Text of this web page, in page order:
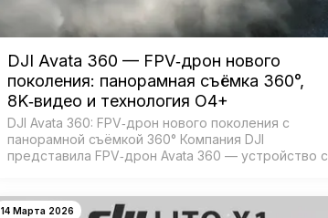
DJI Avata 360 — FPV‑дрон нового
поколения: панорамная съёмка 360°,
8K‑видео и технология O4+
DJI Avata 360: FPV‑дрон нового поколения с
панорамной съёмкой 360° Компания DJI
представила FPV‑дрон Avata 360 — устройство с
создана для:…
14 Марта 2026